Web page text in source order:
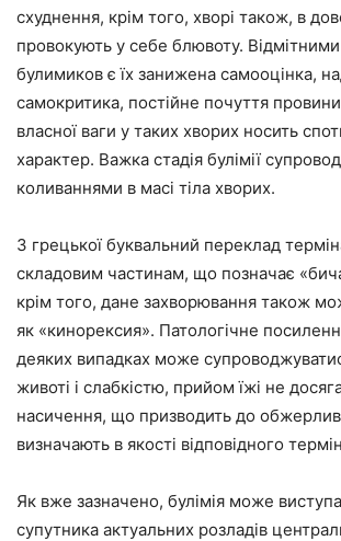
схуднення, крім того, хворі також, в
провокують у себе блювоту.
булимиков є їх занижена самооцінка,
самокритика, постійне почуття
власної ваги у таких хворих носить
характер. Важка стадія булімії
коливаннями в масі тіла хворих.
З грецької буквальний переклад
складовим частинам, що позначає
крім того, дане захворювання також
як «кинорексия». Патологічне
деяких випадках може
животі і слабкістю, прийом їжі не
насичення, що призводить до
визначають в якості відповідного
Як вже зазначено, булімія може
супутника актуальних розладів